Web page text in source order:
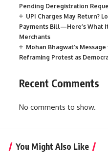
Pending Deregistration
UPI Charges May Return?
Payments Bill—Here’s What
Merchants
Mohan Bhagwat’s
Reframing Protest as
Recent Comments
No comments to show.
You Might Also Like